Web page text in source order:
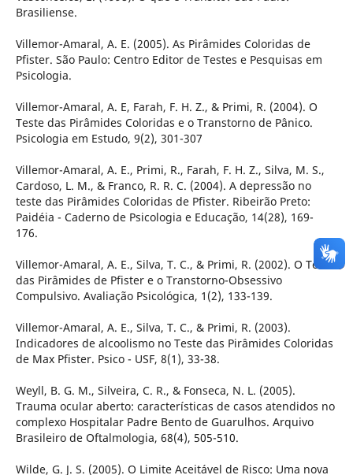
Brasiliense.
Villemor-Amaral, A. E. (2005). As Pirâmides Coloridas de
Pfister. São Paulo: Centro Editor de Testes e Pesquisas em
Psicologia.
Villemor-Amaral, A. E, Farah, F. H. Z., & Primi, R. (2004). O
Teste das Pirâmides Coloridas e o Transtorno de Pânico.
Psicologia em Estudo, 9(2), 301-307
Villemor-Amaral, A. E., Primi, R., Farah, F. H. Z., Silva, M. S.,
Cardoso, L. M., & Franco, R. R. C. (2004). A depressão no
teste das Pirâmides Coloridas de Pfister. Ribeirão Preto:
Paidéia - Caderno de Psicologia e Educação, 14(28), 169-
176.
Villemor-Amaral, A. E., Silva, T. C., & Primi, R. (2002). O Teste
das Pirâmides de Pfister e o Transtorno-Obsessivo
Compulsivo. Avaliação Psicológica, 1(2), 133-139.
Villemor-Amaral, A. E., Silva, T. C., & Primi, R. (2003).
Indicadores de alcoolismo no Teste das Pirâmides Coloridas
de Max Pfister. Psico - USF, 8(1), 33-38.
Weyll, B. G. M., Silveira, C. R., & Fonseca, N. L. (2005).
Trauma ocular aberto: características de casos atendidos no
complexo Hospitalar Padre Bento de Guarulhos. Arquivo
Brasileiro de Oftalmologia, 68(4), 505-510.
Wilde, G. J. S. (2005). O Limite Aceitável de Risco: Uma nova